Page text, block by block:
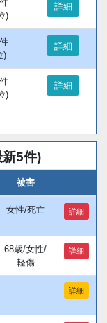
)
詳細
)
詳細
)
詳細
5件)
被害
女性/死亡 詳細
68歳/女性/
軽傷
詳細
詳細